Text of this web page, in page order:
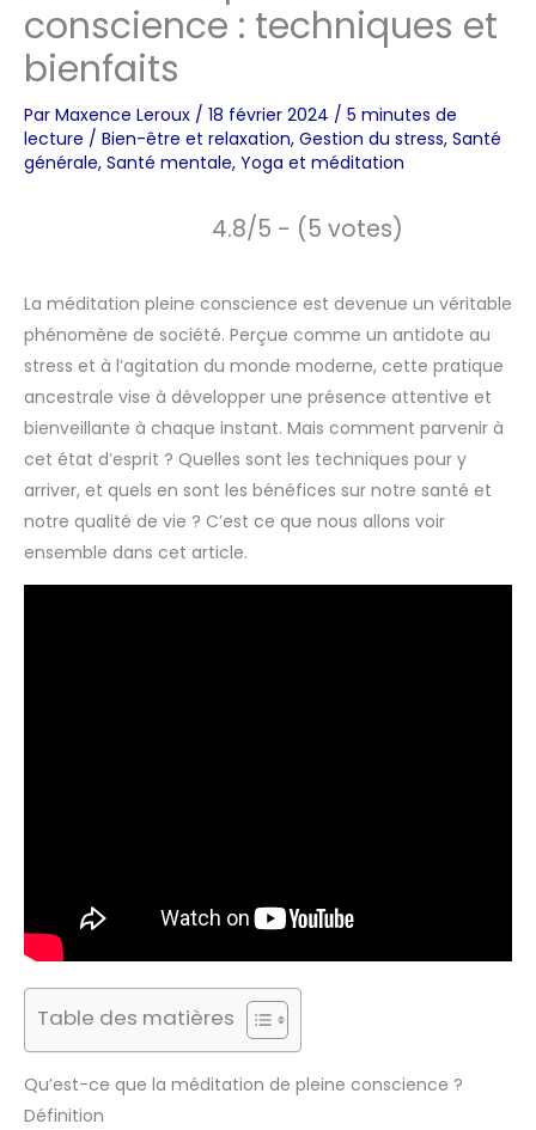
conscience : techniques et
bienfaits
Par Maxence Leroux / 18 février 2024 / 5 minutes de
lecture / Bien-être et relaxation, Gestion du stress, Santé
générale, Santé mentale, Yoga et méditation
4.8/5 - (5 votes)
La méditation pleine conscience est devenue un véritable
phénomène de société. Perçue comme un antidote au
stress et à l’agitation du monde moderne, cette pratique
ancestrale vise à développer une présence attentive et
bienveillante à chaque instant. Mais comment parvenir à
cet état d’esprit ? Quelles sont les techniques pour y
arriver, et quels en sont les bénéfices sur notre santé et
notre qualité de vie ? C’est ce que nous allons voir
ensemble dans cet article.
Table des matières
Qu’est-ce que la méditation de pleine conscience ?
Définition